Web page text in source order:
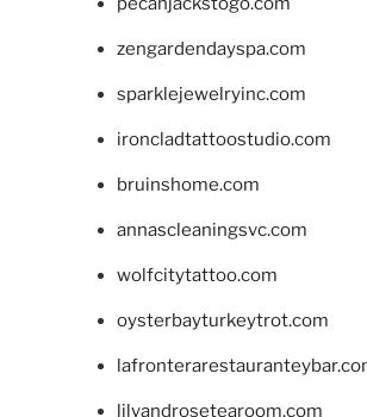
zengardendayspa.com
sparklejewelryinc.com
ironcladtattoostudio.com
bruinshome.com
annascleaningsvc.com
wolfcitytattoo.com
oysterbayturkeytrot.com
lilyandrosetearoom.com